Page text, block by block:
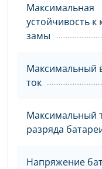
Максимальная
устойчивость к
замы
Максимальный
ток
Максимальный
разряда
Напряжение